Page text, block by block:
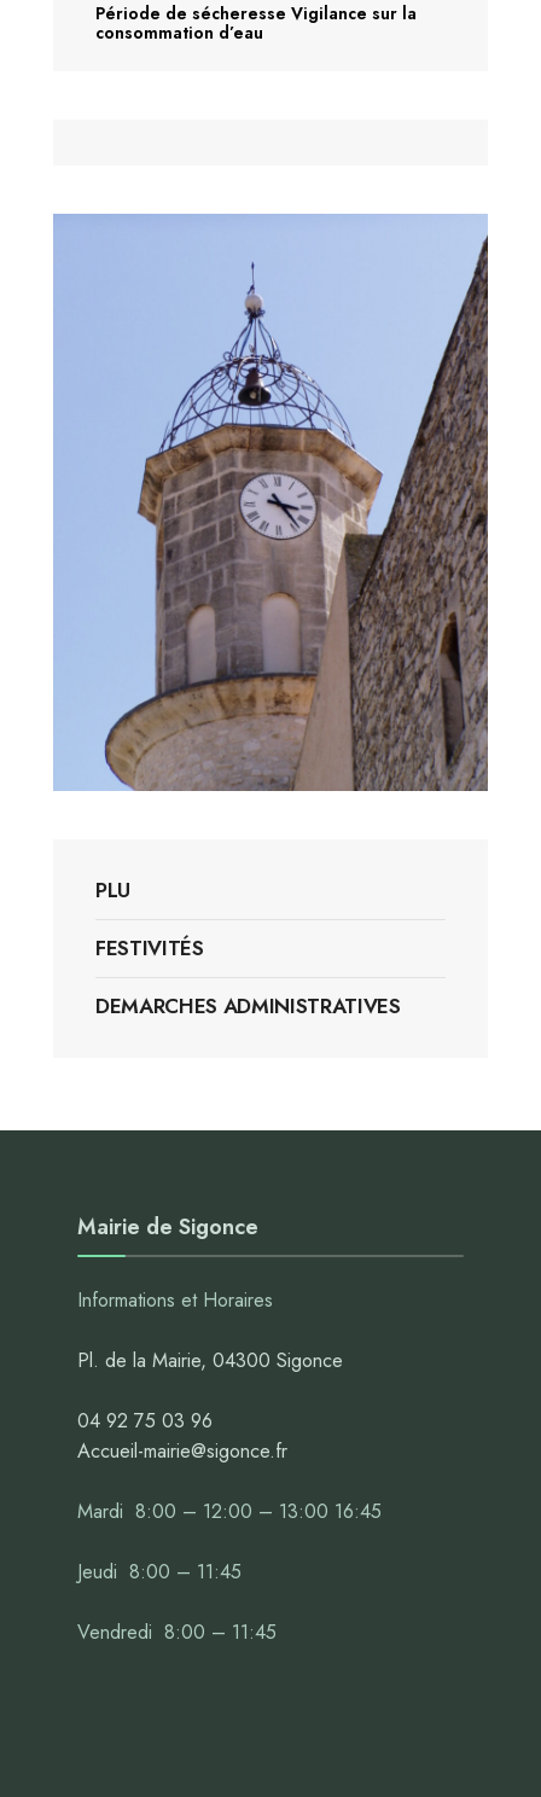
Période de sécheresse Vigilance sur la
consommation d’eau
PLU
FESTIVITÉS
DEMARCHES ADMINISTRATIVES
Mairie de Sigonce
Informations et Horaires
Pl. de la Mairie, 04300 Sigonce
04 92 75 03 96
Accueil-mairie@sigonce.fr
Mardi 8:00 – 12:00 – 13:00 16:45
Jeudi 8:00 – 11:45
Vendredi 8:00 – 11:45